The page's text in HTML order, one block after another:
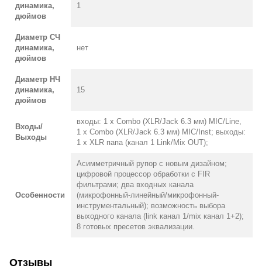
динамика,
дюймов
1
Диаметр СЧ
динамика,
дюймов
нет
Диаметр НЧ
динамика,
дюймов
15
Входы/
Выходы
входы: 1 x Combo (XLR/Jack 6.3 мм) MIC/Line,
1 x Combo (XLR/Jack 6.3 мм) MIC/Inst; выходы:
1 x XLR папа (канал 1 Link/Mix OUT);
Особенности
Асимметричный рупор с новым дизайном;
цифровой процессор обработки с FIR
фильтрами; два входных канала
(микрофонный-линейный/микрофонный-
инструментальный); возможность выбора
выходного канала (link канал 1/mix канал 1+2);
8 готовых пресетов эквализации.
Отзывы